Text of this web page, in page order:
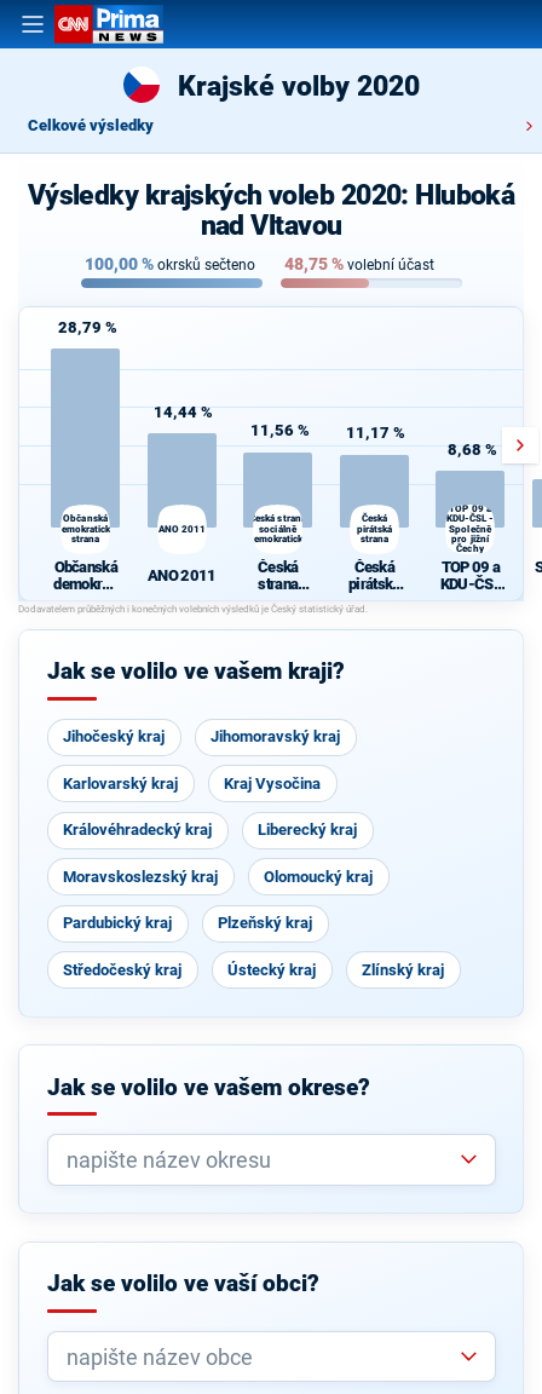
Krajské volby 2020
Celkové výsledky
Výsledky krajských voleb 2020: Hluboká
nad Vltavou
100,00% okrsků sečteno 48,75% volební účast
28,79 %
Občanská
demokratická
strana
Občanská
demokrati
cká strana
14,44 %
ANO 2011
ANO 2011
11,56 %
Česká strana
sociálně
demokratická
Česká
strana
sociálně
demokrati
cká
11,17 %
Česká
pirátská
strana
Česká
pirátská
strana
8,68 %
TOP 09 a
KDU-ČSL -
Společně
pro jižní
Čechy
TOP 09 a
KDU-ČSL
- Společně
Čechy
Jak se volilo ve vašem kraji?
Jihočeský kraj Jihomoravský kraj
Karlovarský kraj Kraj Vysočina
Královéhradecký kraj Liberecký kraj
Moravskoslezský kraj Olomoucký kraj
Pardubický kraj Plzeňský kraj
Středočeský kraj Ústecký kraj Zlínský kraj
Jak se volilo ve vašem okrese?
Jak se volilo ve vaší obci?